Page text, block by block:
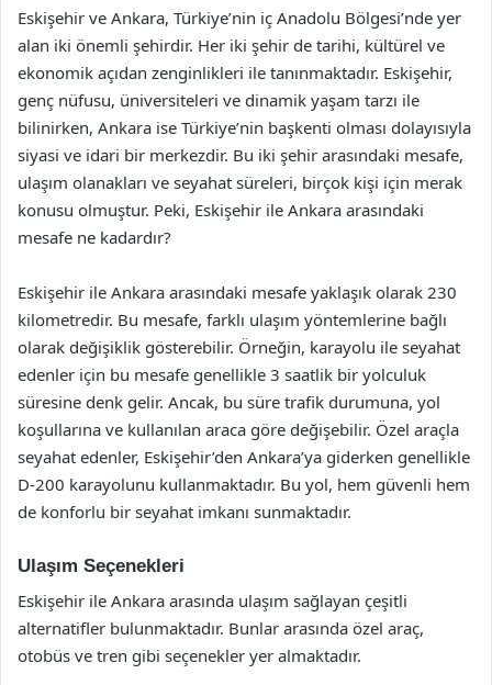
Eskişehir ve Ankara, Türkiye’nin iç Anadolu Bölgesi’nde yer
alan iki önemli şehirdir. Her iki şehir de tarihi, kültürel ve
ekonomik açıdan zenginlikleri ile tanınmaktadır. Eskişehir,
genç nüfusu, üniversiteleri ve dinamik yaşam tarzı ile
bilinirken, Ankara ise Türkiye’nin başkenti olması dolayısıyla
siyasi ve idari bir merkezdir. Bu iki şehir arasındaki mesafe,
ulaşım olanakları ve seyahat süreleri, birçok kişi için merak
konusu olmuştur. Peki, Eskişehir ile Ankara arasındaki
mesafe ne kadardır?
Eskişehir ile Ankara arasındaki mesafe yaklaşık olarak 230
kilometredir. Bu mesafe, farklı ulaşım yöntemlerine bağlı
olarak değişiklik gösterebilir. Örneğin, karayolu ile seyahat
edenler için bu mesafe genellikle 3 saatlik bir yolculuk
süresine denk gelir. Ancak, bu süre trafik durumuna, yol
koşullarına ve kullanılan araca göre değişebilir. Özel araçla
seyahat edenler, Eskişehir’den Ankara’ya giderken genellikle
D-200 karayolunu kullanmaktadır. Bu yol, hem güvenli hem
de konforlu bir seyahat imkanı sunmaktadır.
Ulaşım Seçenekleri
Eskişehir ile Ankara arasında ulaşım sağlayan çeşitli
alternatifler bulunmaktadır. Bunlar arasında özel araç,
otobüs ve tren gibi seçenekler yer almaktadır.